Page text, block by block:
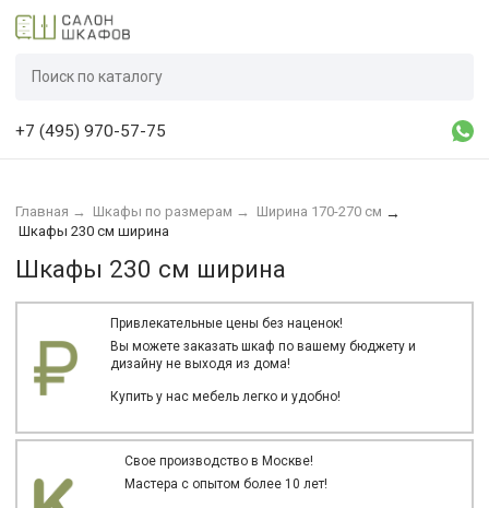
+7 (495) 970-57-75
Главная → Шкафы по размерам → Ширина 170-270 см →
Шкафы 230 см ширина
Шкафы 230 см ширина
Привлекательные цены без наценок!
Вы можете заказать шкаф по вашему бюджету и
дизайну не выходя из дома!
Купить у нас мебель легко и удобно!
Свое производство в Москве!
Мастера с опытом более 10 лет!